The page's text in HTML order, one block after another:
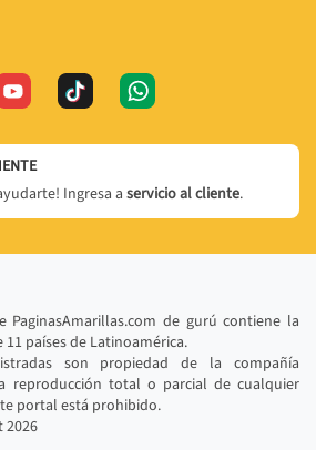
Ingresa a servicio al cliente.
PaginasAmarillas.com de gurú contiene la
países de Latinoamérica.
son propiedad de la compañía
reproducción total o parcial de cualquier
portal está prohibido.
2026